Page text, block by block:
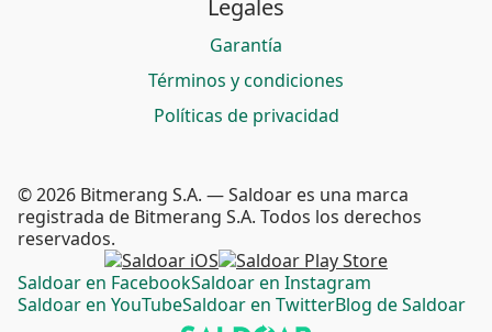
Legales
Garantía
Términos y condiciones
Políticas de privacidad
Saldoar en FacebookSaldoar en Instagram
Saldoar en YouTubeSaldoar en TwitterBlog de Saldoar
© 2026 Bitmerang S.A. — Saldoar es una marca
registrada de Bitmerang S.A. Todos los derechos
reservados.